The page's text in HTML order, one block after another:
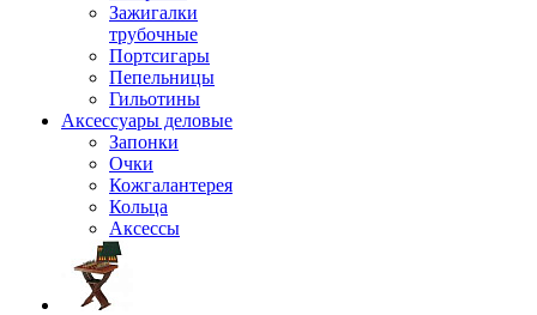
Зажигалки
трубочные
Портсигары
Пепельницы
Гильотины
Аксессуары деловые
Запонки
Очки
Кожгалантерея
Кольца
Аксессы